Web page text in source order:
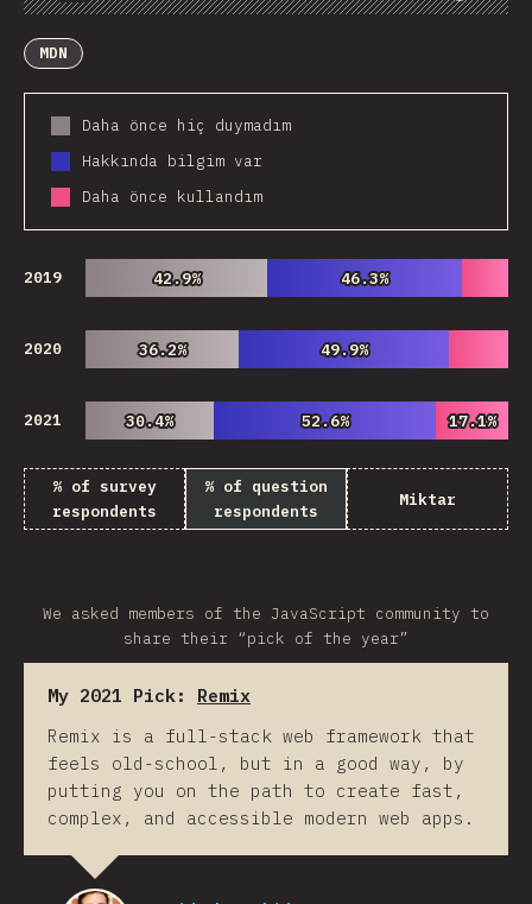
Chart Data Share Customize Data
Comments
MDN
Daha önce hiç duymadım
Hakkında bilgim var
Daha önce kullandım
2019 42.9%
42.9% 46.3%
46.3%
2020 36.2%
36.2% 49.9%
49.9%
2021 30.4%
30.4% 52.6%
52.6% 17.1%
17.1%
% of survey
respondents
% of question
respondents
Miktar
We asked members of the JavaScript community to
share their “pick of the year”
My 2021 Pick: Remix
Remix is a full-stack web framework that
feels old-school, but in a good way, by
putting you on the path to create fast,
complex, and accessible modern web apps.